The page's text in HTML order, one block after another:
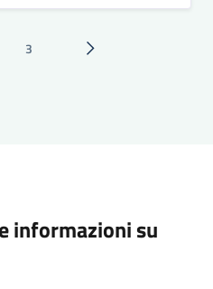
Pagina
3 Pagina successiva